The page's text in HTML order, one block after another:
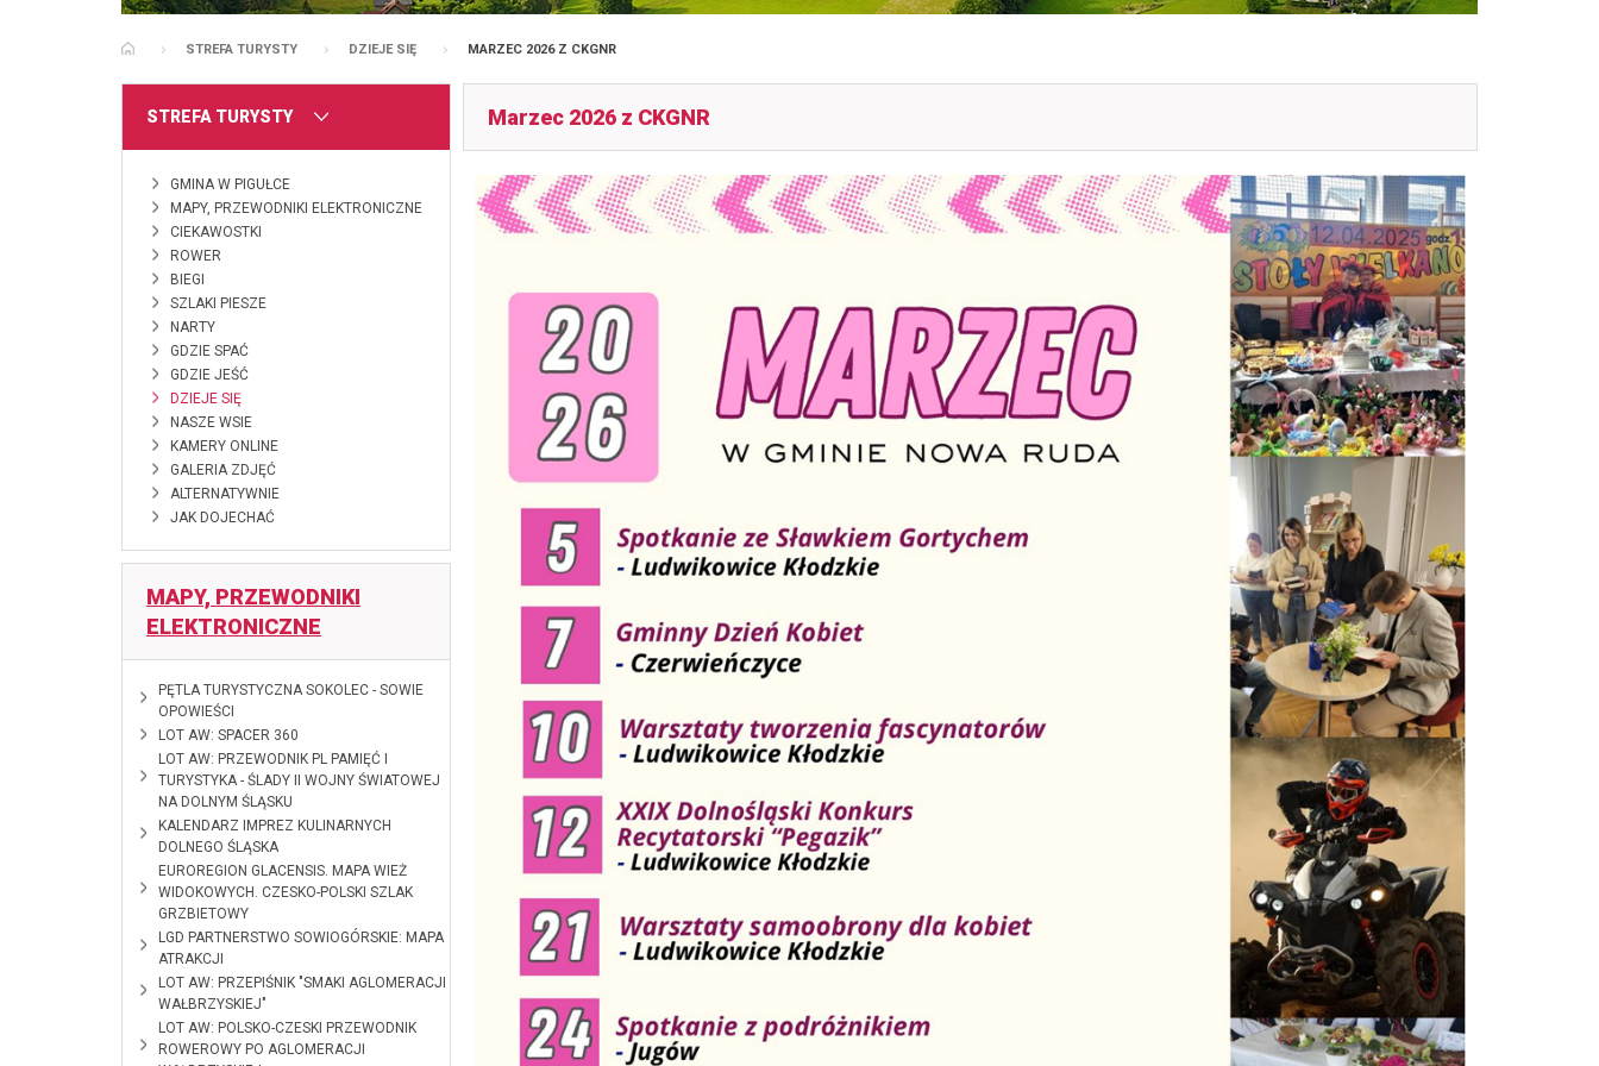
STRONA GŁÓWNA
STREFA TURYSTY DZIEJE SIĘ MARZEC 2026 Z CKGNR
MENU
STREFA TURYSTY
GMINA W PIGUŁCE
MAPY, PRZEWODNIKI ELEKTRONICZNE
CIEKAWOSTKI
ROWER
BIEGI
SZLAKI PIESZE
NARTY
GDZIE SPAĆ
GDZIE JEŚĆ
DZIEJE SIĘ
NASZE WSIE
KAMERY ONLINE
GALERIA ZDJĘĆ
ALTERNATYWNIE
JAK DOJECHAĆ
MAPY, PRZEWODNIKI
ELEKTRONICZNE
2026-06-10
PĘTLA TURYSTYCZNA SOKOLEC - SOWIE
OPOWIEŚCI
2026-02-18
LOT AW: SPACER 360
2025-01-28
LOT AW: PRZEWODNIK PL PAMIĘĆ I
TURYSTYKA - ŚLADY II WOJNY ŚWIATOWEJ
NA DOLNYM ŚLĄSKU
2024-12-12
KALENDARZ IMPREZ KULINARNYCH
DOLNEGO ŚLĄSKA
2024-10-28
EUROREGION GLACENSIS. MAPA WIEŻ
WIDOKOWYCH. CZESKO-POLSKI SZLAK
GRZBIETOWY
2024-09-
09
LGD PARTNERSTWO SOWIOGÓRSKIE: MAPA
ATRAKCJI
2024-01-11
LOT AW: PRZEPIŚNIK "SMAKI AGLOMERACJI
WAŁBRZYSKIEJ"
2023-12-08
LOT AW: POLSKO-CZESKI PRZEWODNIK
ROWEROWY PO AGLOMERACJI
Marzec 2026 z CKGNR